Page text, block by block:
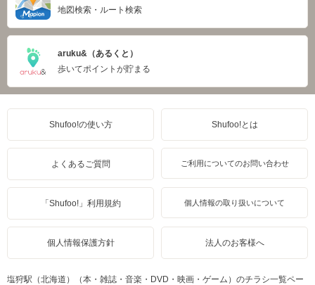
地図検索・ルート検索
aruku&（あるくと）
歩いてポイントが貯まる
Shufoo!の使い方 Shufoo!とは
よくあるご質問 ご利用についてのお問い合わせ
「Shufoo!」利用規約 個人情報の取り扱いについて
個人情報保護方針 法人のお客様へ
塩狩駅（北海道）（本・雑誌・音楽・DVD・映画・ゲーム）のチラシ一覧ペー